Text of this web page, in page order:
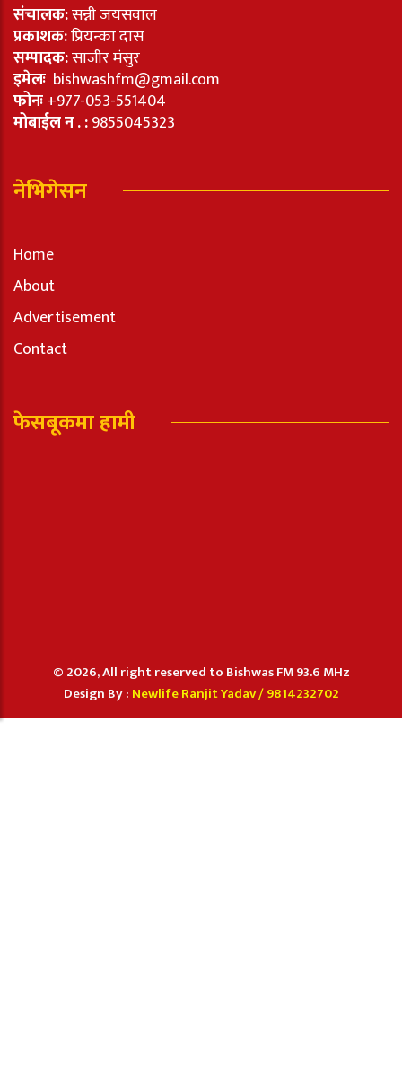
संचालक:सन्नी जयसवाल
प्रकाशक:प्रियन्का दास
सम्पादक:साजीर मंसुर
इमेलः bishwashfm@gmail.com
फोनः+977-053-551404
मोबाईल न . :9855045323
नेभिगेसन
Home
About
Advertisement
Contact
फेसबूकमा हामी
© 2026, All right reserved to Bishwas FM 93.6 MHz
Design By : Newlife Ranjit Yadav /9814232702